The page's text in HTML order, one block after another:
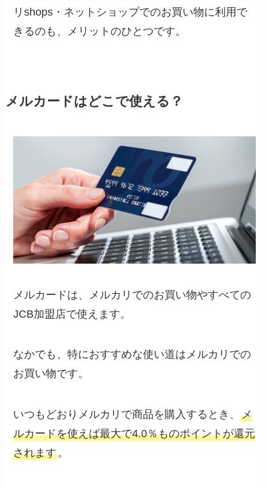
リshops・ネットショップでのお買い物に利用で
きるのも、メリットのひとつです。
メルカードはどこで使える？
メルカードは、メルカリでのお買い物やすべての
JCB加盟店で使えます。
なかでも、特におすすめな使い道はメルカリでの
お買い物です。
いつもどおりメルカリで商品を購入するとき、メ
ルカードを使えば最大で4.0％ものポイントが還元
されます。